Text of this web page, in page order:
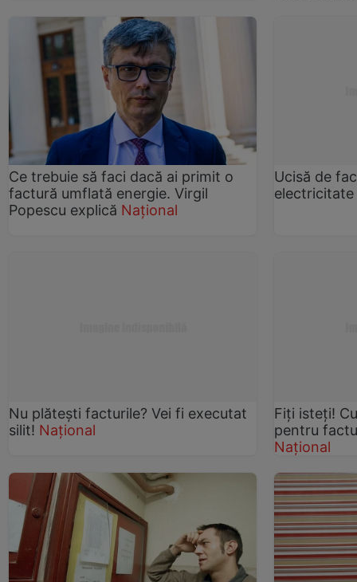
Ce trebuie să faci dacă ai primit o
factură umflată energie. Virgil
Popescu explică Național
Ucisă de
Nu plăteşti facturile? Vei fi executat
silit! Național
Fiţi isteţi!
pentru
Național